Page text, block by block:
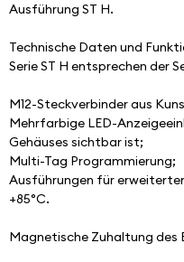
Ausführung ST H.
Technische Daten und
Serie ST H entsprechen der
M12-Steckverbinder aus
Mehrfarbige LED-
Gehäuses sichtbar ist;
Multi-Tag Programmierung;
Ausführungen für
+85°C.
Magnetische Zuhaltung des